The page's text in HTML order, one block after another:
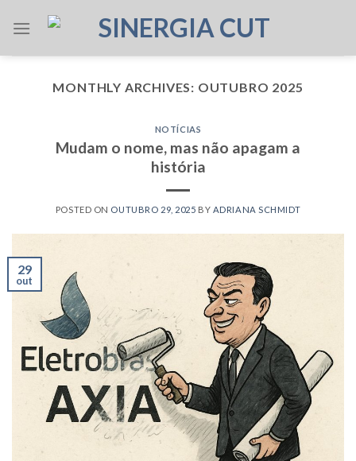
MONTHLY ARCHIVES: OUTUBRO 2025
NOTÍCIAS
Mudam o nome, mas não apagam a
história
POSTED ON OUTUBRO 29, 2025 BY ADRIANA SCHMIDT
29
out